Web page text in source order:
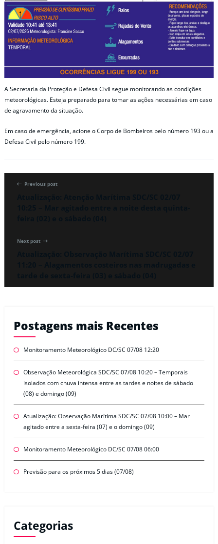
A Secretaria da Proteção e Defesa Civil segue monitorando as condições
meteorológicas. Esteja preparado para tomar as ações necessárias em caso
de agravamento da situação.
Em caso de emergência, acione o Corpo de Bombeiros pelo número 193 ou a
Defesa Civil pelo número 199.
Previous post
Next post
Postagens mais Recentes
Monitoramento Meteorológico DC/SC 07/08 12:20
Observação Meteorológica SDC/SC 07/08 10:20 – Temporais
isolados com chuva intensa entre as tardes e noites de sábado
(08) e domingo (09)
Atualização: Observação Marítima SDC/SC 07/08 10:00 – Mar
agitado entre a sexta-feira (07) e o domingo (09)
Monitoramento Meteorológico DC/SC 07/08 06:00
Previsão para os próximos 5 dias (07/08)
Categorias